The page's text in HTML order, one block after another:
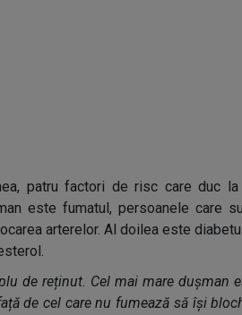
patru factori de risc care duc
este fumatul, persoanele care
arterelor. Al doilea este
de reținut. Cel mai mare dușman
de cel care nu fumează să își